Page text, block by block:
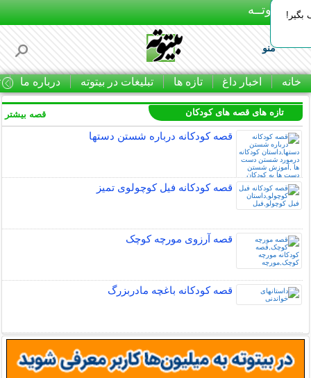
بـیتوتــه
منو
خانه اخبار داغ تازه ها تبلیغات در بیتوته درباره ما
تازه های قصه های کودکان
قصه کودکانه درباره شستن دستها
قصه کودکانه فیل کوچولوی تمیز
قصه آرزوی مورچه کوچک
قصه کودکانه باغچه مادربزرگ
قصه بیشتر